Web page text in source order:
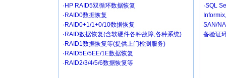
·HP RAID5双循环数据恢复
·RAID0数据恢复
·RAID0+1/1+0/10数据恢复
·RAID数据恢复(含软硬件各种故障,各种系统)
·RAID1数据恢复等(提供上门检测服务)
·RAID5E/5EE/1E数据恢复
·RAID2/3/4/5/6数据恢复等
·SQL
SAN/
备验证